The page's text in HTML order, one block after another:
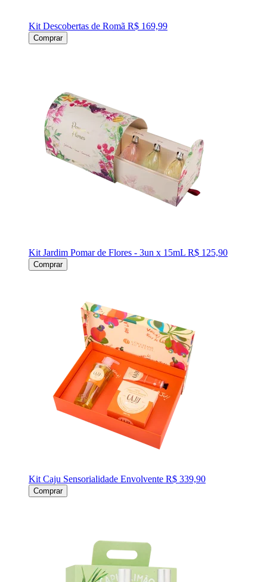
Kit Descobertas de Romã R$ 169,99
Comprar
Kit Jardim Pomar de Flores - 3un x 15mL R$ 125,90
Comprar
Kit Caju Sensorialidade Envolvente R$ 339,90
Comprar